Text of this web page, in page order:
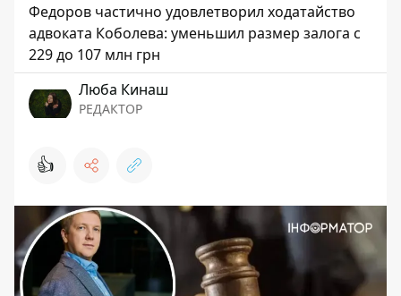
Федоров частично удовлетворил ходатайство
адвоката Коболева: уменьшил размер залога с
229 до 107 млн ​​грн
Люба Кинаш
РЕДАКТОР
👍